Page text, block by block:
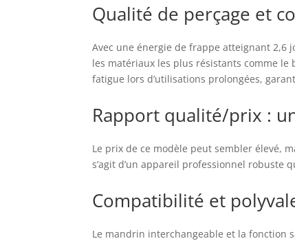
Qualité de perçage et
Avec une énergie de frappe atteignant 2,6
les matériaux les plus résistants comme
fatigue lors d’utilisations prolongées,
Rapport qualité/prix :
Le prix de ce modèle peut sembler élevé,
s’agit d’un appareil professionnel robuste
Compatibilité et
Le mandrin interchangeable et la fonction